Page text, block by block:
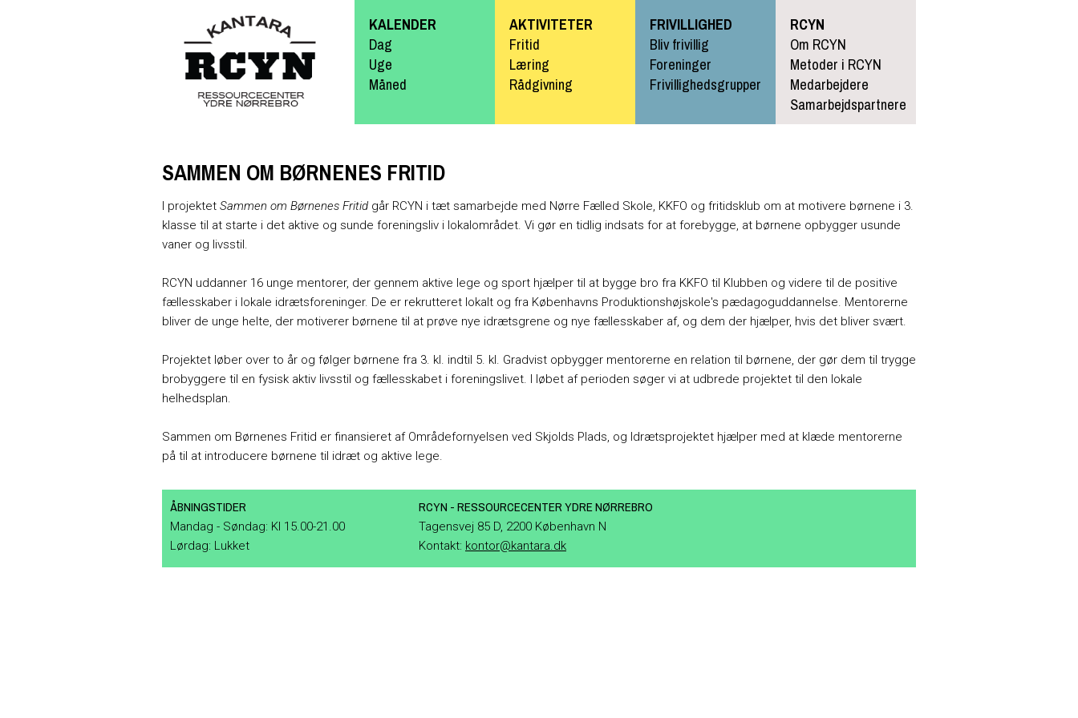
hovedindhold
KALENDER
Dag
Uge
Måned
AKTIVITETER
Fritid
Læring
Rådgivning
FRIVILLIGHED
Bliv frivillig
Foreninger
Frivillighedsgrupper
RCYN
Om RCYN
Metoder i RCYN
Medarbejdere
Samarbejdspartnere
SAMMEN OM BØRNENES FRITID
I projektet Sammen om Børnenes Fritid går RCYN i tæt samarbejde med Nørre Fælled Skole, KKFO og fritidsklub om at motivere børnene i 3.
klasse til at starte i det aktive og sunde foreningsliv i lokalområdet. Vi gør en tidlig indsats for at forebygge, at børnene opbygger usunde
vaner og livsstil.
RCYN uddanner 16 unge mentorer, der gennem aktive lege og sport hjælper til at bygge bro fra KKFO til Klubben og videre til de positive
fællesskaber i lokale idrætsforeninger. De er rekrutteret lokalt og fra Københavns Produktionshøjskole's pædagoguddannelse. Mentorerne
bliver de unge helte, der motiverer børnene til at prøve nye idrætsgrene og nye fællesskaber af, og dem der hjælper, hvis det bliver svært.
Projektet løber over to år og følger børnene fra 3. kl. indtil 5. kl. Gradvist opbygger mentorerne en relation til børnene, der gør dem til trygge
brobyggere til en fysisk aktiv livsstil og fællesskabet i foreningslivet. I løbet af perioden søger vi at udbrede projektet til den lokale
helhedsplan.
Sammen om Børnenes Fritid er finansieret af Områdefornyelsen ved Skjolds Plads, og Idrætsprojektet hjælper med at klæde mentorerne
på til at introducere børnene til idræt og aktive lege.
ÅBNINGSTIDER
Mandag - Søndag: Kl 15.00-21.00
Lørdag: Lukket
RCYN - RESSOURCECENTER YDRE NØRREBRO
Tagensvej 85 D, 2200 København N
Kontakt: kontor@kantara.dk